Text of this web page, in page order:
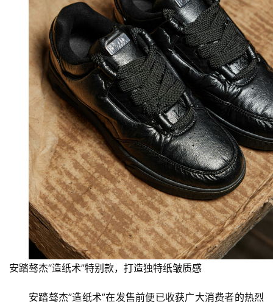
·
登录 注册
安踏骜杰“造纸术”特别款，打造独特纸皱质感
安踏骜杰”造纸术”在发售前便已收获广大消费者的热烈